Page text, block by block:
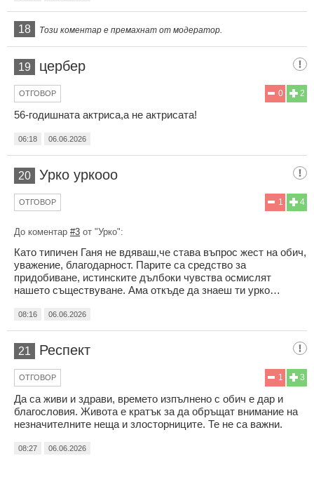
18 Този коментар е премахнат от модератор.
19 цербер
2
0
ОТГОВОР
56-годишната актриса,а не актрисата!
06:18 06.06.2026
20 Урко уркооо
4
1
ОТГОВОР
До коментар #3 от "Урко":
Като типичен Ганя не вдяваш,че става въпрос жест на обич,
уважение, благодарност. Парите са средство за
придобиване, истинските дълбоки чувства осмислят
нашето съществуване. Ама откъде да знаеш ти урко…
08:16 06.06.2026
21 Респект
3
1
ОТГОВОР
Да са живи и здрави, времето изпълнено с обич е дар и
благословия. Живота е кратък за да обръщат внимание на
незначителните неща и злосторниците. Те не са важни.
08:27 06.06.2026